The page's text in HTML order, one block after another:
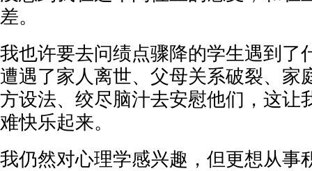
差。
我也许要去问绩点骤降的学生遇到了
遭遇了家人离世、父母关系破裂、家
方设法、绞尽脑汁去安慰他们，这让
难快乐起来。
我仍然对心理学感兴趣，但更想从事